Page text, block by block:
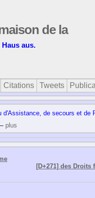
de la
aus.
Citations Tweets
de secours et
plus
[D+271] des Droits